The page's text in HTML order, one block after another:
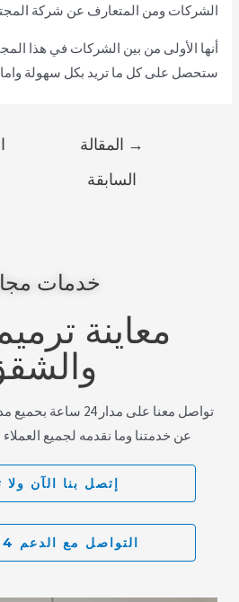
الشركات ومن المتعارف عن شركة
أنها الأولى من بين الشركات في هذا
ستحصل على كل ما تريد بكل سهولة
→ المقالة
السابقة
خدمات
معاينة
تواصل معنا على مدار
عن خدمتنا وما نقدمه لجميع
إتصل بنا الآن ولا
التواصل مع الدعم 24 ساعة